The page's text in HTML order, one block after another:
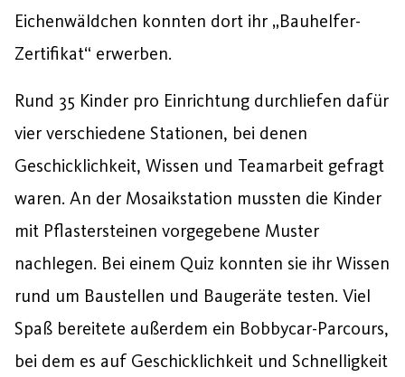
Eichenwäldchen konnten dort ihr „Bauhelfer-
Zertifikat“ erwerben.
Rund 35 Kinder pro Einrichtung durchliefen dafür
vier verschiedene Stationen, bei denen
Geschicklichkeit, Wissen und Teamarbeit gefragt
waren. An der Mosaikstation mussten die Kinder
mit Pflastersteinen vorgegebene Muster
nachlegen. Bei einem Quiz konnten sie ihr Wissen
rund um Baustellen und Baugeräte testen. Viel
Spaß bereitete außerdem ein Bobbycar-Parcours,
bei dem es auf Geschicklichkeit und Schnelligkeit